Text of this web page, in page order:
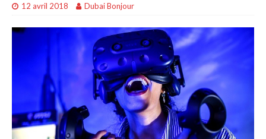
12 avril 2018 Dubai Bonjour